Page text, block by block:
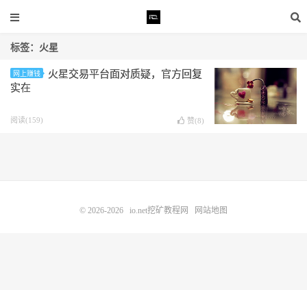
标签：火星
网上赚钱
火星交易平台面对质疑，官方回复
实在
阅读(159) 赞(8)
© 2026-2026 io.net挖矿教程网 网站地图